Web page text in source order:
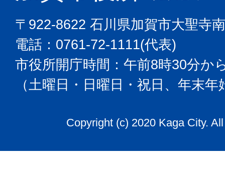
〒922-8622 石川県加賀市大聖寺
電話：0761-72-1111(代表)
市役所開庁時間：午前8時30分か
（土曜日・日曜日・祝日、年末
Copyright (c) 2020 Kaga City.